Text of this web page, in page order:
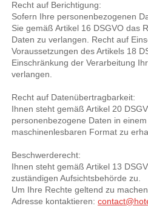
Recht auf Berichtigung:
Sofern Ihre personenbezogenen
Sie gemäß Artikel 16 DSGVO das
Daten zu verlangen. Recht auf
Voraussetzungen des Artikels 18
Einschränkung der Verarbeitung
verlangen.
Recht auf Datenübertragbarkeit:
Ihnen steht gemäß Artikel 20
personenbezogene Daten in
maschinenlesbaren Format zu
Beschwerderecht:
Ihnen steht gemäß Artikel 13
zuständigen Aufsichtsbehörde zu.
Um Ihre Rechte geltend zu
Adresse kontaktieren: